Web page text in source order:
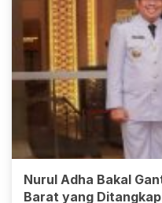
Nurul Adha Bakal
Barat yang Ditangkap